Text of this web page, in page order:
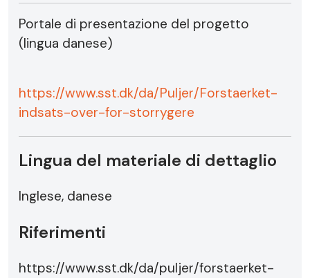
Portale di presentazione del progetto
(lingua danese)
https://www.sst.dk/da/Puljer/Forstaerket-
indsats-over-for-storrygere
Lingua del materiale di dettaglio
Inglese, danese
Riferimenti
https://www.sst.dk/da/puljer/forstaerket-